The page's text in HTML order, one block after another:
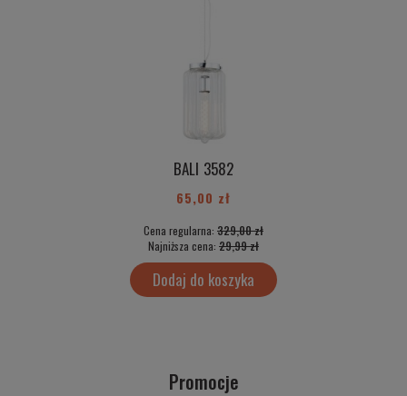
BALI 3582
65,00 zł
Cena regularna: 329,00 zł
Najniższa cena: 29,99 zł
Dodaj do koszyka
Promocje